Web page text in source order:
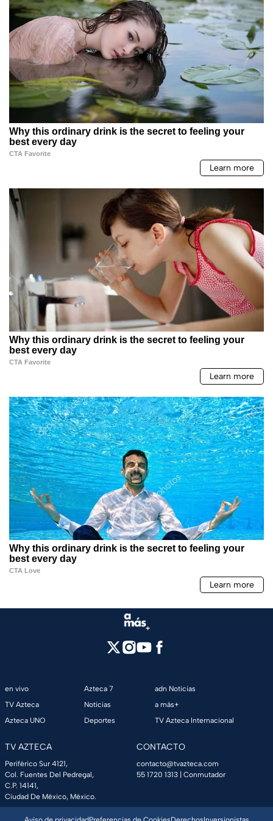
en vivo
TV Azteca
Azteca UNO
Azteca 7
Noticias
Deportes
adn Noticias
a más+
TV Azteca Internacional
TV AZTECA
Periférico Sur 4121,
Col. Fuentes Del Pedregal,
C.P. 14141,
Ciudad De México, México.
CONTACTO
contacto@tvazteca.com
55 1720 1313 | Conmutador